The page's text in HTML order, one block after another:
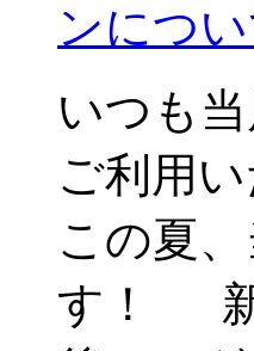
ンにつ
いつも
ご利用
この夏
す！ 新